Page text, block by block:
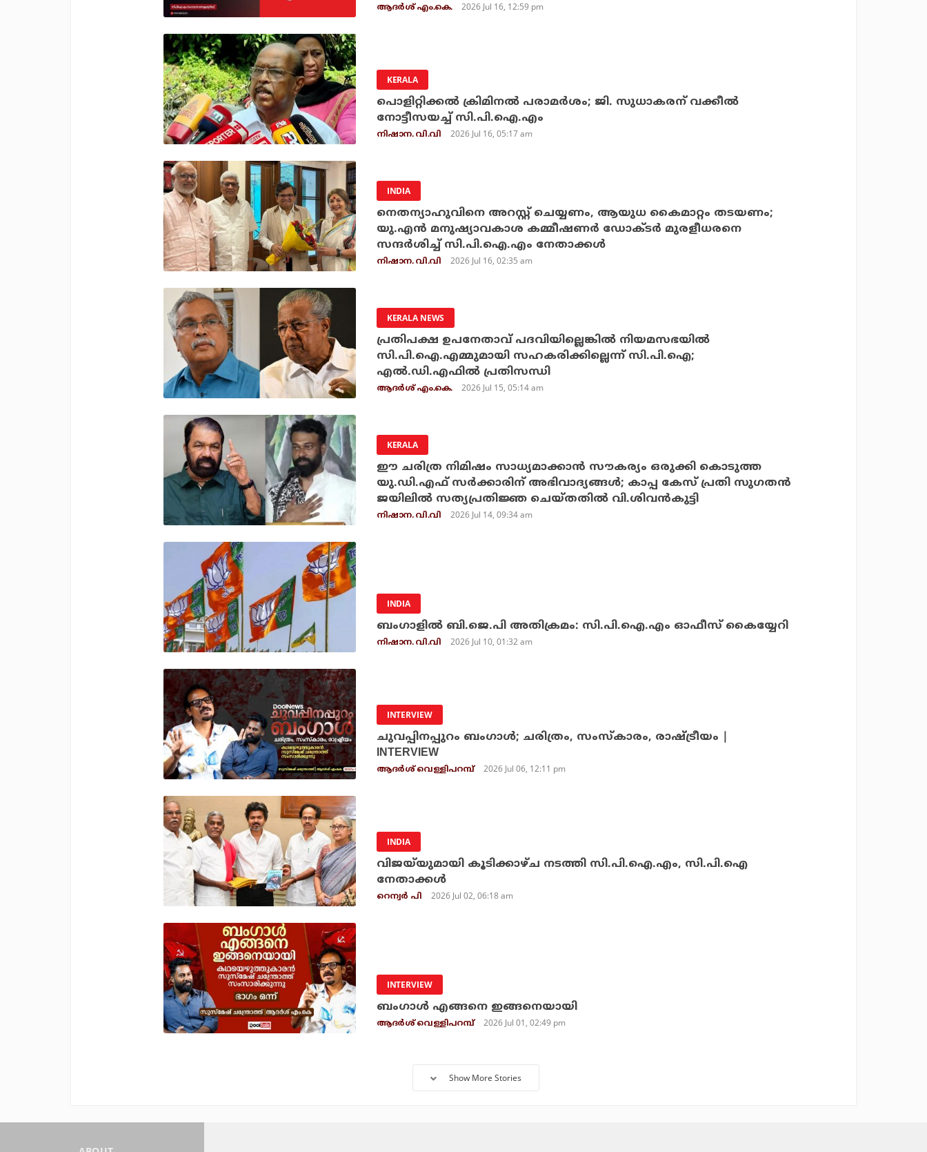
ആദർശ് എം.കെ. 2026 Jul 16, 12:59 pm
KERALA
പൊളിറ്റിക്കല്‍ ക്രിമിനല്‍ പരാമര്‍ശം; ജി. സുധാകരന് വക്കീല്‍
നോട്ടീസയച്ച് സി.പി.ഐ.എം
നിഷാന. വി.വി 2026 Jul 16, 05:17 am
INDIA
നെതന്യാഹുവിനെ അറസ്റ്റ് ചെയ്യണം, ആയുധ കൈമാറ്റം തടയണം;
യു.എന്‍ മനുഷ്യാവകാശ കമ്മീഷണര്‍ ഡോക്ടര്‍ മുരളീധരനെ
സന്ദര്‍ശിച്ച് സി.പി.ഐ.എം നേതാക്കള്‍
നിഷാന. വി.വി 2026 Jul 16, 02:35 am
KERALA NEWS
പ്രതിപക്ഷ ഉപനേതാവ് പദവിയില്ലെങ്കില്‍ നിയമസഭയില്‍
സി.പി.ഐ.എമ്മുമായി സഹകരിക്കില്ലെന്ന് സി.പി.ഐ;
എല്‍.ഡി.എഫില്‍ പ്രതിസന്ധി
ആദർശ് എം.കെ. 2026 Jul 15, 05:14 am
KERALA
ഈ ചരിത്ര നിമിഷം സാധ്യമാക്കാന്‍ സൗകര്യം ഒരുക്കി കൊടുത്ത
യു.ഡി.എഫ് സര്‍ക്കാരിന് അഭിവാദ്യങ്ങള്‍; കാപ്പ കേസ് പ്രതി സുഗതന്‍
ജയിലില്‍ സത്യപ്രതിജ്ഞ ചെയ്തതില്‍ വി.ശിവന്‍കുട്ടി
നിഷാന. വി.വി 2026 Jul 14, 09:34 am
INDIA
ബംഗാളില്‍ ബി.ജെ.പി അതിക്രമം: സി.പി.ഐ.എം ഓഫീസ് കൈയ്യേറി
നിഷാന. വി.വി 2026 Jul 10, 01:32 am
INTERVIEW
ചുവപ്പിനപ്പുറം ബംഗാള്‍; ചരിത്രം, സംസ്‌കാരം, രാഷ്ട്രീയം |
INTERVIEW
ആദര്‍ശ് വെള്ളിപറമ്പ് 2026 Jul 06, 12:11 pm
INDIA
വിജയ്‌യുമായി കൂടിക്കാഴ്ച നടത്തി സി.പി.ഐ.എം, സി.പി.ഐ
നേതാക്കള്‍
റെന്വര്‍ പി 2026 Jul 02, 06:18 am
INTERVIEW
ബം​ഗാൾ എങ്ങനെ ഇങ്ങനെയായി
ആദര്‍ശ് വെള്ളിപറമ്പ് 2026 Jul 01, 02:49 pm
Show More Stories